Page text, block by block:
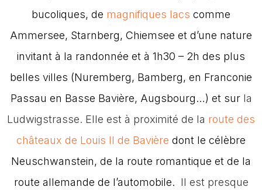
bucoliques, de magnifiques lacs comme
Ammersee, Starnberg, Chiemsee et d’une nature
invitant à la randonnée et à 1h30 – 2h des plus
belles villes (Nuremberg, Bamberg, en Franconie
Passau en Basse Bavière, Augsbourg…) et sur la
Ludwigstrasse. Elle est à proximité de la route des
châteaux de Louis II de Bavière dont le célèbre
Neuschwanstein, de la route romantique et de la
route allemande de l’automobile. Il est presque